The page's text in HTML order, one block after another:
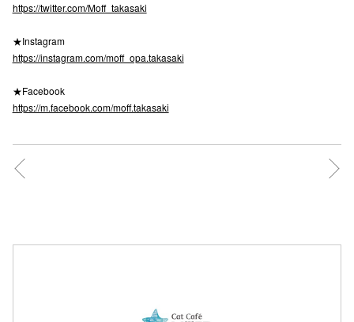
https://twitter.com/Moff_takasaki
★Instagram
https://instagram.com/moff_opa.takasaki
★Facebook
https://m.facebook.com/moff.takasaki